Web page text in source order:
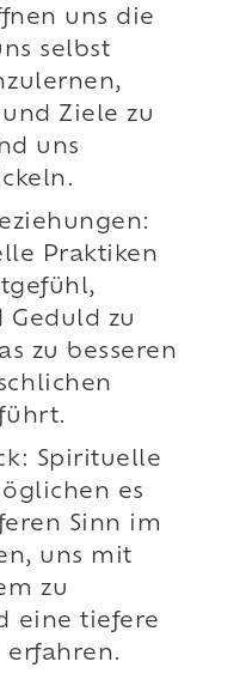
uns die
selbst
Ziele zu
uns
Praktiken
Geduld zu
zu besseren
Spirituelle
es
Sinn im
uns mit
zu
eine tiefere
erfahren.